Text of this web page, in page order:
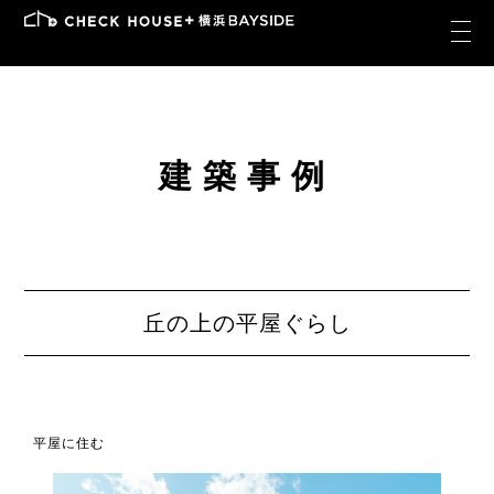
建築事例
丘の上の平屋ぐらし
平屋に住む